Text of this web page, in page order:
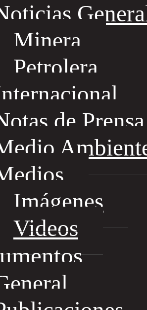
Minera
Petrolera
de
Imágenes
Videos